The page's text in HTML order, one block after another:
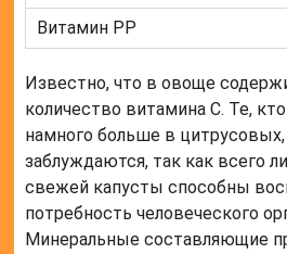
Витамин РР
Известно, что в овоще
количество витамина С. Те,
намного больше в цитрусовых,
заблуждаются, так как всего
свежей капусты способны
потребность человеческого
Минеральные составляющие